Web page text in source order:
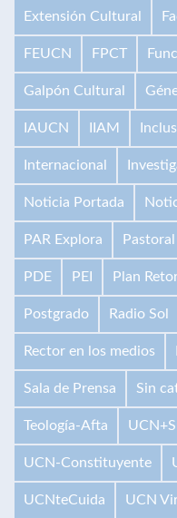
Extensión Cultural
FEUCN FPCT
Galpón Cultural
IAUCN IIAM
Internacional
Noticia Portada
PAR Explora Pastoral
PDE PEI Plan
Postgrado Radio Sol
Rector en los medios
Sala de Prensa Sin
Teología-Afta
UCN-Constituyente
UCNteCuida UCN